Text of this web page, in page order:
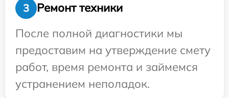
3
Ремонт техники
После полной диагностики мы
предоставим на утверждение смету
работ, время ремонта и займемся
устранением неполадок.